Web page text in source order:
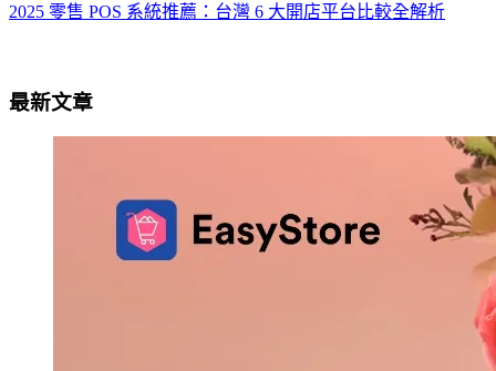
2025 零售 POS 系統推薦：台灣 6 大開店平台比較全解析
最新文章